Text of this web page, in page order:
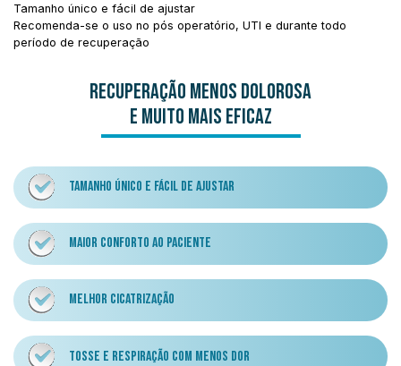
Tamanho único e fácil de ajustar
Recomenda-se o uso no pós operatório, UTI e durante todo
período de recuperação
RECUPERAÇÃO MENOS DOLOROSA
E MUITO MAIS EFICAZ
TAMANHO ÚNICO E FÁCIL DE AJUSTAR
MAIOR CONFORTO AO PACIENTE
MELHOR CICATRIZAÇÃO
TOSSE E RESPIRAÇÃO COM MENOS DOR